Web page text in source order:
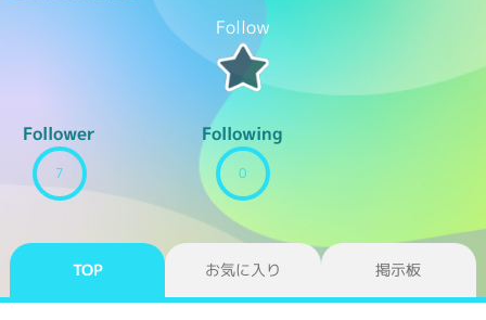
Follow
Follower
7
Following
0
TOP お気に入り 掲示板